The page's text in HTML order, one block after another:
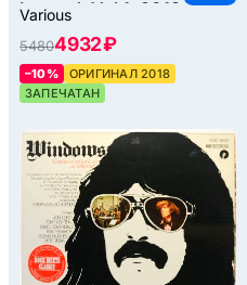
Legend, Vol.1, 2018
Various
54804932 ₽
–10%
ОРИГИНАЛ 2018
ЗАПЕЧАТАН